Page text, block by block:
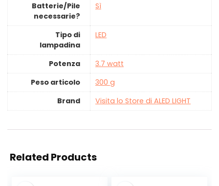
Batterie/Pile
necessarie?
‎Sì
Tipo di
lampadina
‎LED
Potenza
‎3.7 watt
Peso articolo
‎300 g
Brand
Visita lo Store di ALED LIGHT
Related Products